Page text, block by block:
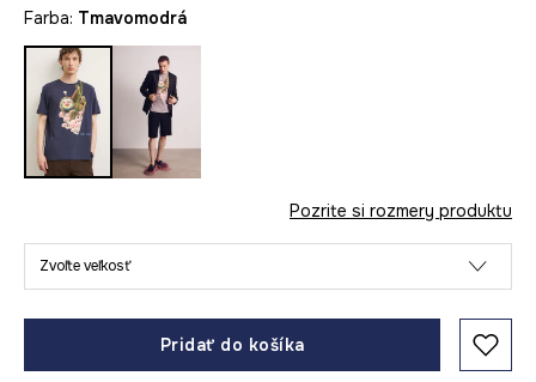
Farba: tmavomodrá
Pozrite si rozmery produktu
Zvoľte veľkosť
Pridať do košíka